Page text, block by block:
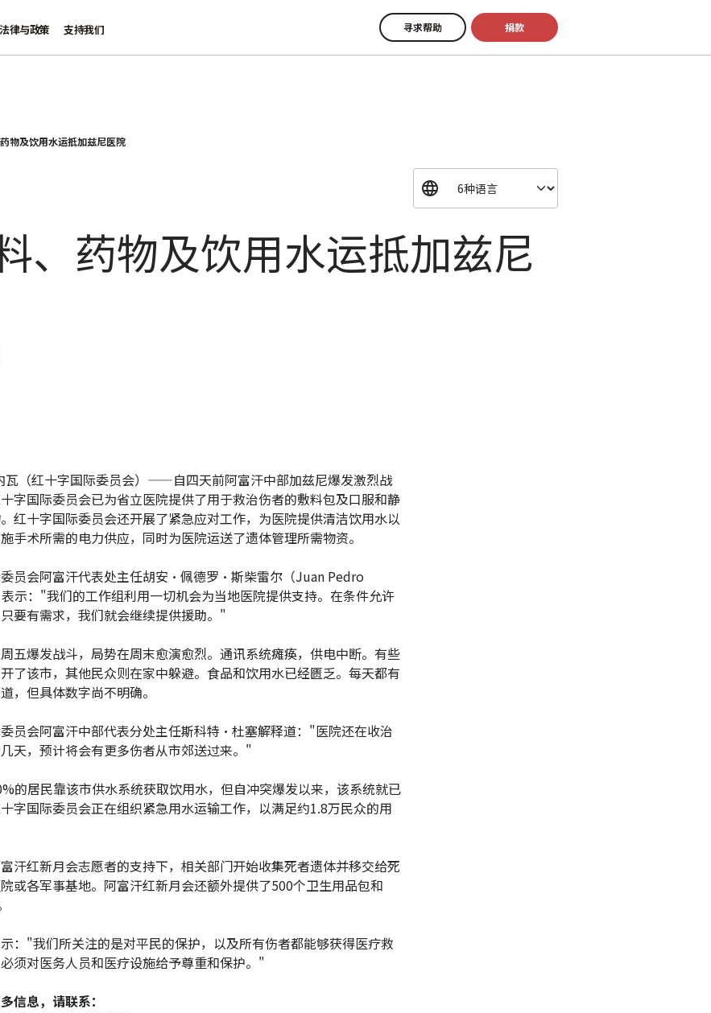
法律与政策 支持我们 寻求帮助 捐款
物及饮用水运抵加兹尼医院
、药物及饮用水运抵加兹尼
瓦（红十字国际委员会）——自四天前阿富汗中部加兹尼爆发激烈战
字国际委员会已为省立医院提供了用于救治伤者的敷料包及口服和静
红十字国际委员会还开展了紧急应对工作，为医院提供清洁饮用水以
手术所需的电力供应，同时为医院运送了遗体管理所需物资。
员会阿富汗代表处主任胡安·佩德罗·斯柴雷尔（Juan Pedro
示："我们的工作组利用一切机会为当地医院提供支持。在条件允许
要有需求，我们就会继续提供援助。"
五爆发战斗，局势在周末愈演愈烈。通讯系统瘫痪，供电中断。有些
了该市，其他民众则在家中躲避。食品和饮用水已经匮乏。每天都有
，但具体数字尚不明确。
员会阿富汗中部代表分处主任斯科特·杜塞解释道："医院还在收治
天，预计将会有更多伤者从市郊送过来。"
的居民靠该市供水系统获取饮用水，但自冲突爆发以来，该系统就已
字国际委员会正在组织紧急用水运输工作，以满足约1.8万民众的用
汗红新月会志愿者的支持下，相关部门开始收集死者遗体并移交给死
或各军事基地。阿富汗红新月会还额外提供了500个卫生用品包和
："我们所关注的是对平民的保护，以及所有伤者都能够获得医疗救
须对医务人员和医疗设施给予尊重和保护。"
信息，请联系：